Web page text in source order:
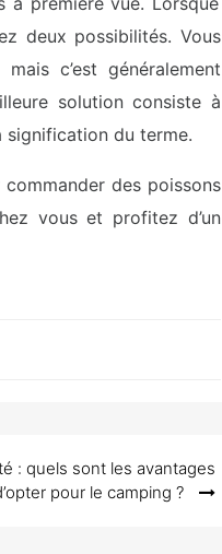
deux possibilités. Vous
c’est généralement
solution consiste à
signification du terme.
des poissons
vous et profitez d’un
: quels sont les avantages
pour le camping ?